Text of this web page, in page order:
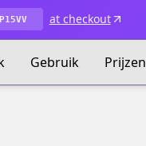
at checkout
Gebruik Prijzen